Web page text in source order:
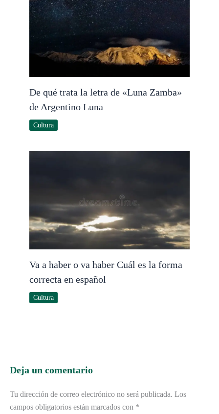
De qué trata la letra de «Luna Zamba»
de Argentino Luna
Cultura
Va a haber o va haber Cuál es la forma
correcta en español
Cultura
Deja un comentario
Tu dirección de correo electrónico no será publicada. Los
campos obligatorios están marcados con *